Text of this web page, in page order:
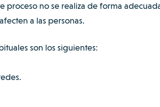
proceso no se realiza de forma
a las personas.
son los siguientes: